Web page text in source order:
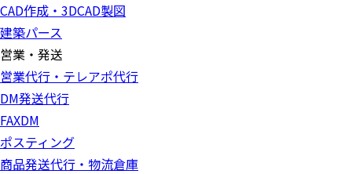
CAD作成・3DCAD製図
建築パース
営業・発送
営業代行・テレアポ代行
DM発送代行
FAXDM
ポスティング
商品発送代行・物流倉庫